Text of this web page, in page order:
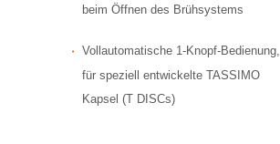
beim Öffnen des Brühsystems
Vollautomatische 1-Knopf-Bedienung,
für speziell entwickelte TASSIMO
Kapsel (T DISCs)